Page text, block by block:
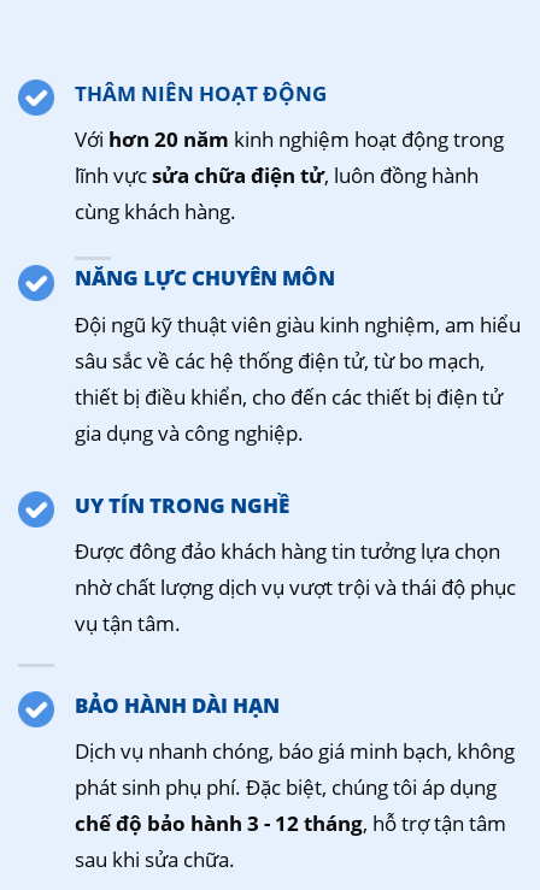
THÂM NIÊN HOẠT ĐỘNG
Với hơn 20 năm kinh nghiệm hoạt động trong
lĩnh vựcsửa chữa điện tử, luôn đồng hành
cùng khách hàng.
NĂNG LỰC CHUYÊN MÔN
Đội ngũ kỹ thuật viên giàu kinh nghiệm, am hiểu
sâu sắc về các hệ thống điện tử, từ bo mạch,
thiết bị điều khiển, cho đến các thiết bị điện tử
gia dụng và công nghiệp.
UY TÍN TRONG NGHỀ
Được đông đảo khách hàng tin tưởng lựa chọn
nhờ chất lượng dịch vụ vượt trội và thái độ phục
vụ tận tâm.
BẢO HÀNH DÀI HẠN
Dịch vụ nhanh chóng, báo giá minh bạch, không
phát sinh phụ phí. Đặc biệt, chúng tôi áp dụng
chế độ bảo hành 3 - 12 tháng, hỗ trợ tận tâm
sau khi sửa chữa.